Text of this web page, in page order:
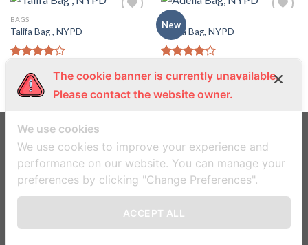
BAGS
Talifa Bag , NYPD
คะแนน
4.00
ตั้งแต่ 1-
New
Adelia Bag, NYPD
คะแนน
4.00
ตั้งแต่ 1-
ข้อตกลงและเงื่อนไข นโยบายความเป็นส่วนตัว
Copyright 2026 ©Flatsome Theme
The cookie banner is currently unavailable.
Please contact the website owner.
We use cookies
We use cookies to improve your experience and
performance on our website. You can manage your
preferences by clicking "Change Preferences".
ACCEPT ALL